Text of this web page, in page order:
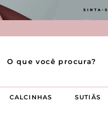
CALCINHAS SUTIÃS
Americado Aberto Luma